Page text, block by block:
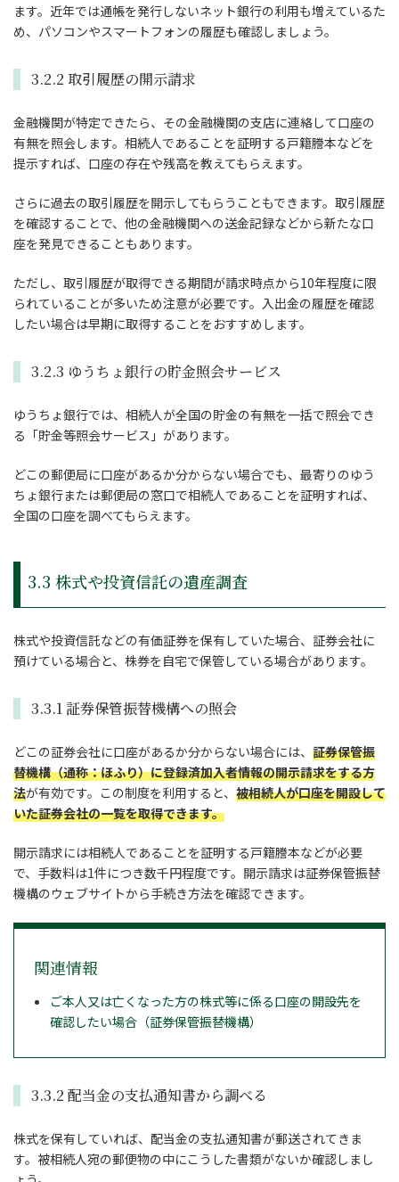
ます。近年では通帳を発行しないネット銀行の利用も増えているた
め、パソコンやスマートフォンの履歴も確認しましょう。
3.2.2 取引履歴の開示請求
金融機関が特定できたら、その金融機関の支店に連絡して口座の
有無を照会します。相続人であることを証明する戸籍謄本などを
提示すれば、口座の存在や残高を教えてもらえます。
さらに過去の取引履歴を開示してもらうこともできます。取引履歴
を確認することで、他の金融機関への送金記録などから新たな口
座を発見できることもあります。
ただし、取引履歴が取得できる期間が請求時点から10年程度に限
られていることが多いため注意が必要です。入出金の履歴を確認
したい場合は早期に取得することをおすすめします。
3.2.3 ゆうちょ銀行の貯金照会サービス
ゆうちょ銀行では、相続人が全国の貯金の有無を一括で照会でき
る「貯金等照会サービス」があります。
どこの郵便局に口座があるか分からない場合でも、最寄りのゆう
ちょ銀行または郵便局の窓口で相続人であることを証明すれば、
全国の口座を調べてもらえます。
3.3 株式や投資信託の遺産調査
株式や投資信託などの有価証券を保有していた場合、証券会社に
預けている場合と、株券を自宅で保管している場合があります。
3.3.1 証券保管振替機構への照会
どこの証券会社に口座があるか分からない場合には、 証券保管振
替機構（通称：ほふり）に登録済加入者情報の開示請求をする方
法が有効です。この制度を利用すると、 被相続人が口座を開設して
いた証券会社の一覧を取得できます。
開示請求には相続人であることを証明する戸籍謄本などが必要
で、手数料は1件につき数千円程度です。開示請求は証券保管振替
機構のウェブサイトから手続き方法を確認できます。
関連情報
ご本人又は亡くなった方の株式等に係る口座の開設先を
確認したい場合（証券保管振替機構）
3.3.2 配当金の支払通知書から調べる
株式を保有していれば、配当金の支払通知書が郵送されてきま
す。被相続人宛の郵便物の中にこうした書類がないか確認しまし